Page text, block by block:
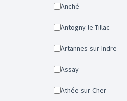
Anché
Antogny-le-Tillac
Artannes-sur-Indre
Assay
Athée-sur-Cher